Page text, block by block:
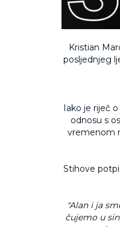
Kristian
posljednjeg
Iako je riječ
odnosu s
vremenom
Stihove
"Alan i ja
čujemo u